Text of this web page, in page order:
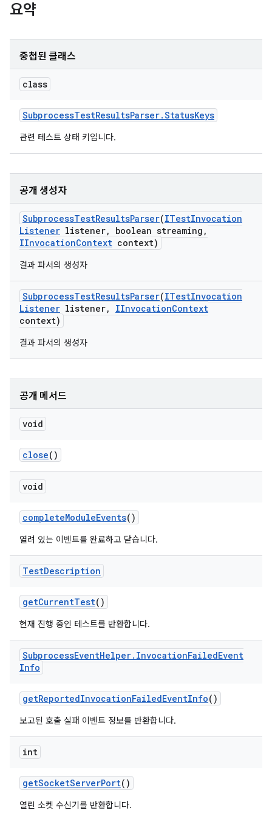
요약
중첩된 클래스
class
SubprocessTestResultsParser.StatusKeys
관련 테스트 상태 키입니다.
공개 생성자
SubprocessTestResultsParser(ITestInvocation
Listener listener, boolean streaming ,
IInvocationContext context)
결과 파서의 생성자
SubprocessTestResultsParser(ITestInvocation
Listener listener, IInvocationContext
context)
결과 파서의 생성자
공개 메서드
void
close()
void
completeModuleEvents()
열려 있는 이벤트를 완료하고 닫습니다.
TestDescription
getCurrentTest()
현재 진행 중인 테스트를 반환합니다.
SubprocessEventHelper. InvocationFailedEvent
Info
getReportedInvocationFailedEventInfo()
보고된 호출 실패 이벤트 정보를 반환합니다.
int
getSocketServerPort()
열린 소켓 수신기를 반환합니다.